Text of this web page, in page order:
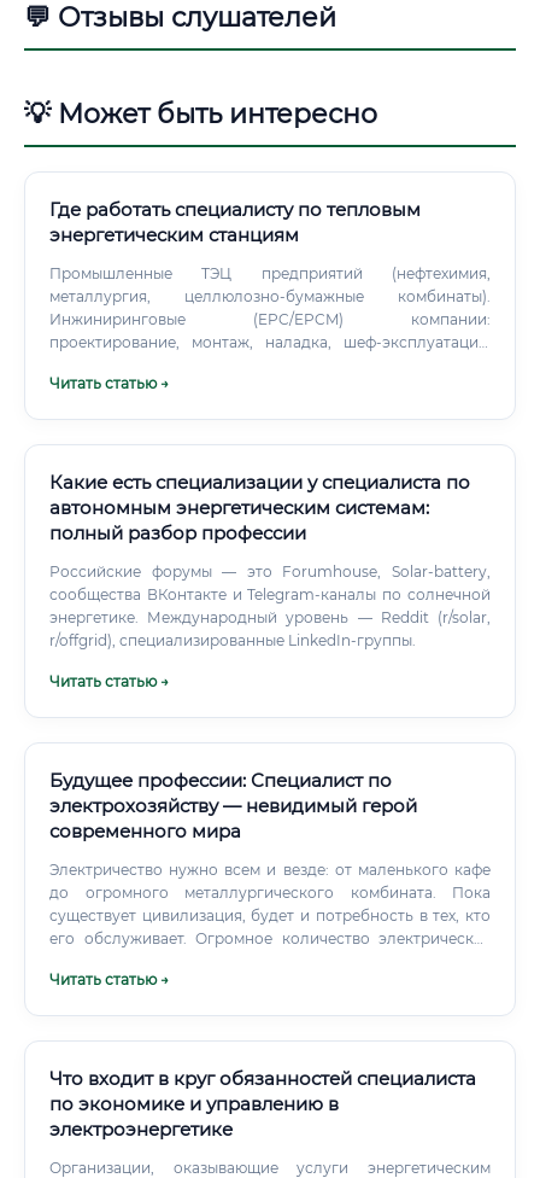
💬 Отзывы слушателей
💡 Может быть интересно
Где работать специалисту по тепловым
энергетическим станциям
Промышленные ТЭЦ предприятий (нефтехимия,
металлургия, целлюлозно-бумажные комбинаты).
Инжиниринговые (EPC/EPCM) компании:
проектирование, монтаж, наладка, шеф-эксплуатация.
котлов, систем АСУ ТП.
Читать статью →
Какие есть специализации у специалиста по
автономным энергетическим системам:
полный разбор профессии
Российские форумы — это Forumhouse, Solar-battery,
сообщества ВКонтакте и Telegram-каналы по солнечной
энергетике. Международный уровень — Reddit (r/solar,
r/offgrid), специализированные LinkedIn-группы.
Читать статью →
Будущее профессии: Специалист по
электрохозяйству — невидимый герой
современного мира
Электричество нужно всем и везде: от маленького кафе
до огромного металлургического комбината. Пока
существует цивилизация, будет и потребность в тех, кто
его обслуживает. Огромное количество электрических
требует постоянного обслуживания, ремонта и
Читать статью →
Что входит в круг обязанностей специалиста
по экономике и управлению в
электроэнергетике
Организации, оказывающие услуги энергетическим